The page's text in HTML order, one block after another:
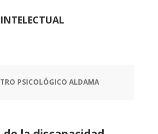
PSICOLÓGICO ALDAMA